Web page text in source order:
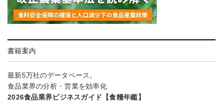
書籍案内
最新5万社のデータベース。
食品業界の分析・営業を効率化
2026食品業界ビジネスガイド【食糧年鑑】